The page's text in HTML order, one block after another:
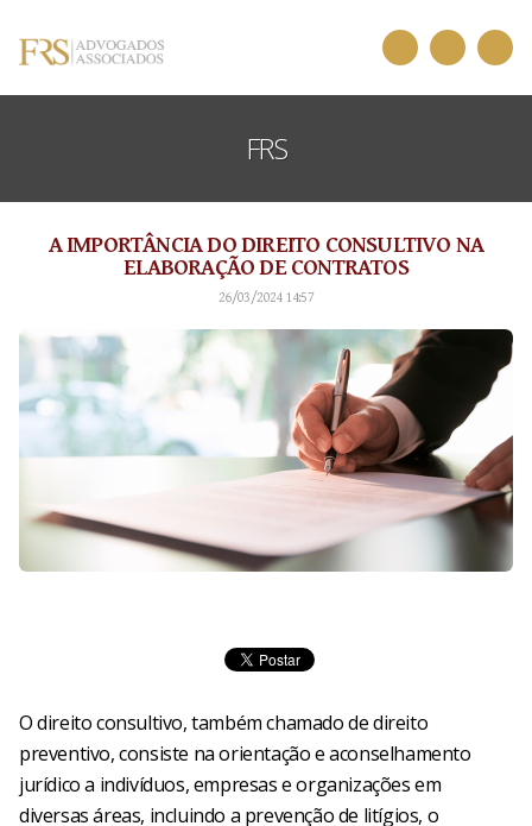
FRS
A IMPORTÂNCIA DO DIREITO CONSULTIVO NA
ELABORAÇÃO DE CONTRATOS
26/03/2024 14:57
O direito consultivo, também chamado de direito
preventivo, consiste na orientação e aconselhamento
jurídico a indivíduos, empresas e organizações em
diversas áreas, incluindo a prevenção de litígios, o